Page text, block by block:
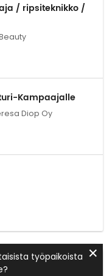
/ ripsiteknikko /
Kampaajalle
Diop Oy
työpaikoista ✕